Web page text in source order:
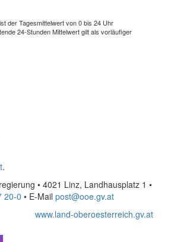
der Tagesmittelwert von 0 bis 24 Uhr
24-Stunden Mittelwert gilt als vorläufiger
.
• 4021 Linz, Landhausplatz 1 •
20-0 • E-Mail post@ooe.gv.at
www.land-oberoesterreich.gv.at